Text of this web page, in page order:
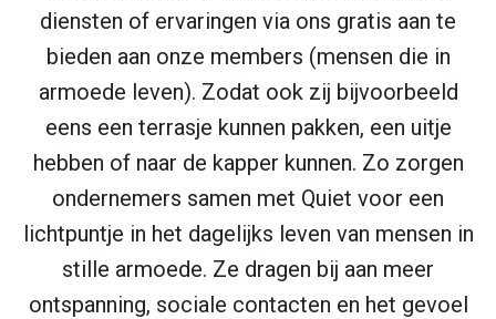
diensten of ervaringen via ons gratis aan te
bieden aan onze members (mensen die in
armoede leven). Zodat ook zij bijvoorbeeld
eens een terrasje kunnen pakken, een uitje
hebben of naar de kapper kunnen. Zo zorgen
ondernemers samen met Quiet voor een
lichtpuntje in het dagelijks leven van mensen in
stille armoede. Ze dragen bij aan meer
ontspanning, sociale contacten en het gevoel